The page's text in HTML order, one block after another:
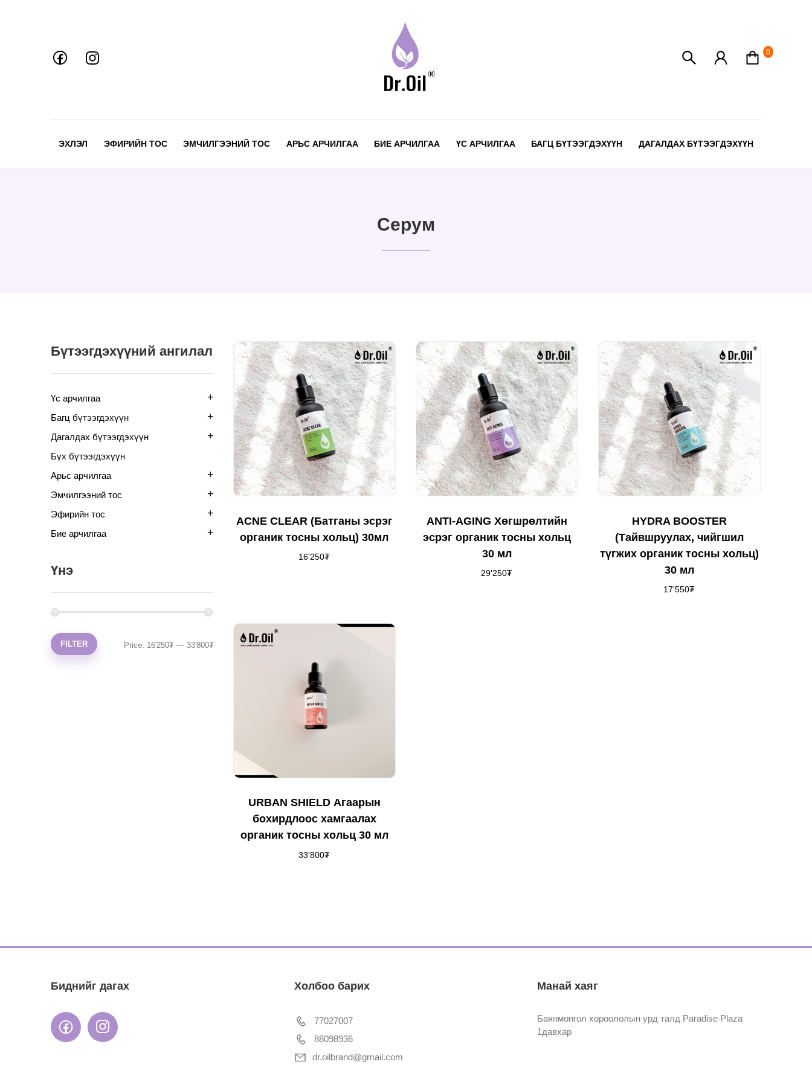
0
ЭХЛЭЛ ЭФИРИЙН ТОС ЭМЧИЛГЭЭНИЙ ТОС АРЬС АРЧИЛГАА БИЕ АРЧИЛГАА ҮС АРЧИЛГАА БАГЦ БҮТЭЭГДЭХҮҮН ДАГАЛДАХ БҮТЭЭГДЭХҮҮН
Серум
Бүтээгдэхүүний ангилал
Үс арчилгаа +
Багц бүтээгдэхүүн +
Дагалдах бүтээгдэхүүн +
Бүх бүтээгдэхүүн
Арьс арчилгаа
+
Эмчилгээний тос +
Эфирийн тос +
Бие арчилгаа +
Үнэ
FILTER Price: 16'250₮ — 33'800₮
ACNE CLEAR (Батганы эсрэг
органик тосны хольц) 30мл
16'250₮
ANTI-AGING Хөгшрөлтийн
эсрэг органик тосны хольц
30 мл
29'250₮
HYDRA BOOSTER
(Тайвшруулах, чийгшил
түгжих органик тосны хольц)
30 мл
17'550₮
URBAN SHIELD Агаарын
бохирдлоос хамгаалах
органик тосны хольц 30 мл
33'800₮
Биднийг дагах Холбоо барих
77027007
88098936
dr.oilbrand@gmail.com
Манай хаяг
Баянмонгол хороололын урд талд Paradise Plaza
1давхар